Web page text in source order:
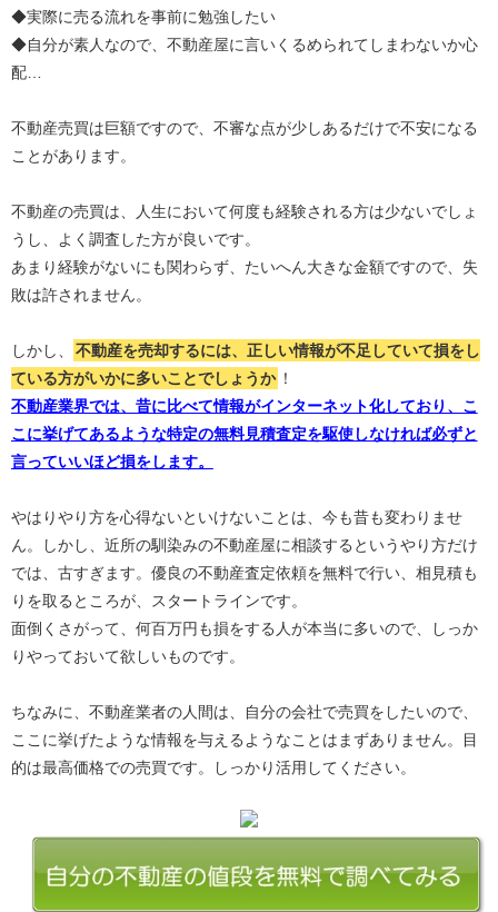
◆実際に売る流れを事前に勉強したい
◆自分が素人なので、不動産屋に言いくるめられてしまわないか心
配…
不動産売買は巨額ですので、不審な点が少しあるだけで不安になる
ことがあります。
不動産の売買は、人生において何度も経験される方は少ないでしょ
うし、よく調査した方が良いです。
あまり経験がないにも関わらず、たいへん大きな金額ですので、失
敗は許されません。
しかし、
不動産を売却するには、正しい情報が不足していて損をし
ている方がいかに多いことでしょうか ！
不動産業界では、昔に比べて情報がインターネット化しており、こ
こに挙げてあるような特定の無料見積査定を駆使しなければ必ずと
言っていいほど損をします。
やはりやり方を心得ないといけないことは、今も昔も変わりませ
ん。しかし、近所の馴染みの不動産屋に相談するというやり方だけ
では、古すぎます。優良の不動産査定依頼を無料で行い、相見積も
りを取るところが、スタートラインです。
面倒くさがって、何百万円も損をする人が本当に多いので、しっか
りやっておいて欲しいものです。
ちなみに、不動産業者の人間は、自分の会社で売買をしたいので、
ここに挙げたような情報を与えるようなことはまずありません。目
的は最高価格での売買です。しっかり活用してください。